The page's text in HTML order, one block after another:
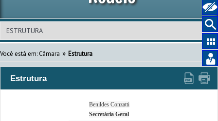
Você está em: Câmara » Estrutura
Estrutura
Benildes Conzatti
Secretária Geral